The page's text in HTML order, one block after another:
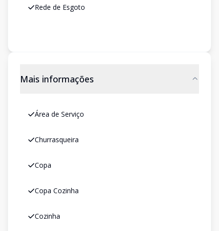
Rede de Esgoto
Mais informações
Área de Serviço
Churrasqueira
Copa
Copa Cozinha
Cozinha